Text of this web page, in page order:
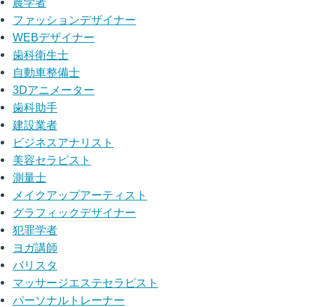
ファッションデザイナー
WEBデザイナー
歯科衛生士
自動車整備士
3Dアニメーター
歯科助手
建設業者
ビジネスアナリスト
美容セラピスト
測量士
メイクアップアーティスト
グラフィックデザイナー
犯罪学者
ヨガ講師
バリスタ
マッサージエステセラピスト
パーソナルトレーナー